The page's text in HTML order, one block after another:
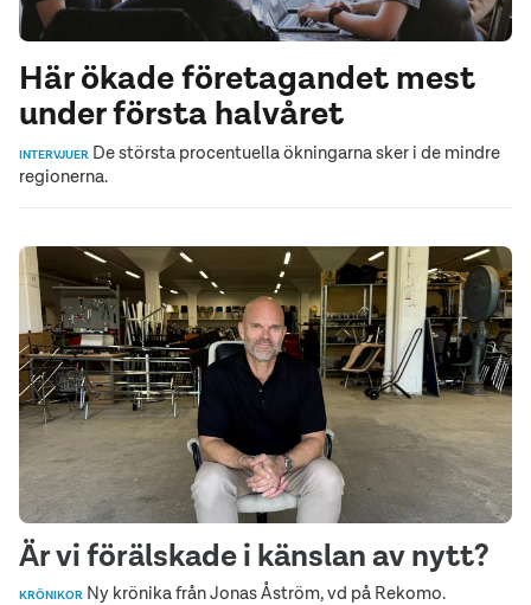
Här ökade företagandet mest
under första halvåret
INTERVJUER De största procentuella ökningarna sker i de mindre
regionerna.
Är vi förälskade i känslan av nytt?
KRÖNIKOR Ny krönika från Jonas Åström, vd på Rekomo.